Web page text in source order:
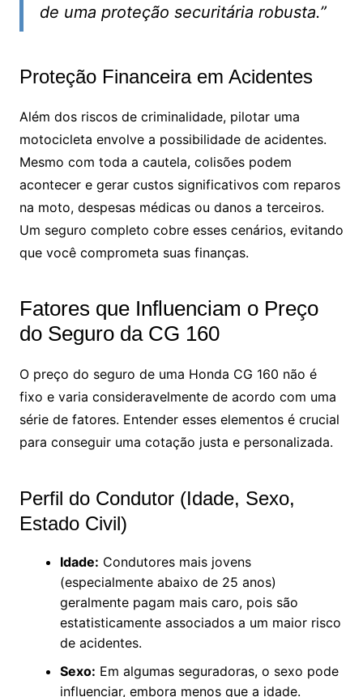
de uma proteção securitária robusta.”
Proteção Financeira em Acidentes
Além dos riscos de criminalidade, pilotar uma
motocicleta envolve a possibilidade de acidentes.
Mesmo com toda a cautela, colisões podem
acontecer e gerar custos significativos com reparos
na moto, despesas médicas ou danos a terceiros.
Um seguro completo cobre esses cenários, evitando
que você comprometa suas finanças.
Fatores que Influenciam o Preço
do Seguro da CG 160
O preço do seguro de uma Honda CG 160 não é
fixo e varia consideravelmente de acordo com uma
série de fatores. Entender esses elementos é crucial
para conseguir uma cotação justa e personalizada.
Perfil do Condutor (Idade, Sexo,
Estado Civil)
Idade: Condutores mais jovens
(especialmente abaixo de 25 anos)
geralmente pagam mais caro, pois são
estatisticamente associados a um maior risco
de acidentes.
Sexo: Em algumas seguradoras, o sexo pode
influenciar, embora menos que a idade.